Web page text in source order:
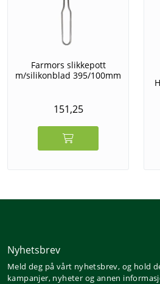
Farmors slikkepott
m/silikonblad 395/100mm
151,25
Nyhetsbrev
Meld deg på vårt nyhetsbrev, og hold
kampanjer, nyheter og annen